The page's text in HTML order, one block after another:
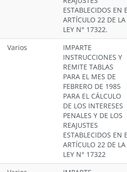
ESTABLECIDOS EN
ARTÍCULO 22 DE LA
LEY N° 17322.
Varios
IMPARTE
INSTRUCCIONES Y
REMITE TABLAS
PARA EL MES DE
FEBRERO DE 1985
PARA EL CÁLCULO
DE LOS INTERESES
PENALES Y DE LOS
REAJUSTES
ESTABLECIDOS EN
ARTÍCULO 22 DE LA
LEY N° 17322